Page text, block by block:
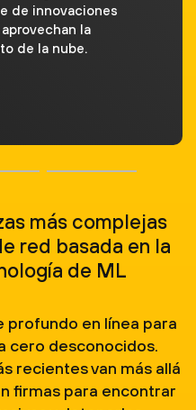
de innovaciones
la
de la nube.
más complejas
red basada en la
de ML
profundo en línea para
cero desconocidos.
recientes van más allá
firmas para encontrar